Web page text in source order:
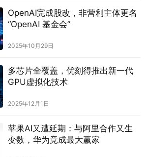
OpenAI完成股改，非营利主体更名
“OpenAI 基金会”
2025年10月29日
多芯片全覆盖，优刻得推出新一代
GPU虚拟化技术
2025年12月1日
苹果AI又遭延期：与阿里合作又生
变数，华为竟成最大赢家